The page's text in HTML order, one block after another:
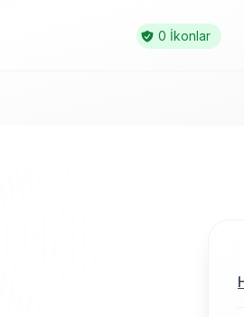
0 İkonlar